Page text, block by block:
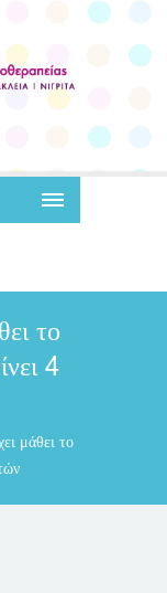
το
4
μάθει το